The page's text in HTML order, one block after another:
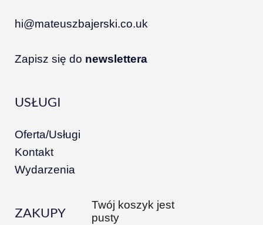
hi@mateuszbajerski.co.uk
Zapisz się do newslettera
USŁUGI
Oferta/Usługi
Kontakt
Wydarzenia
ZAKUPY
Twój koszyk jest
pusty